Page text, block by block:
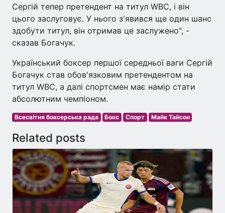
Сергій тепер претендент на титул WBC, і він
цього заслуговує. У нього з'явився ще один шанс
здобути титул, він отримав це заслужено", -
сказав Богачук.
Український боксер першої середньої ваги Сергій
Богачук став обов'язковим претендентом на
титул WBC, а далі спортсмен має намір стати
абсолютним чемпіоном.
Всесвітня боксерська рада Бокс Спорт Майк Тайсон
Related posts